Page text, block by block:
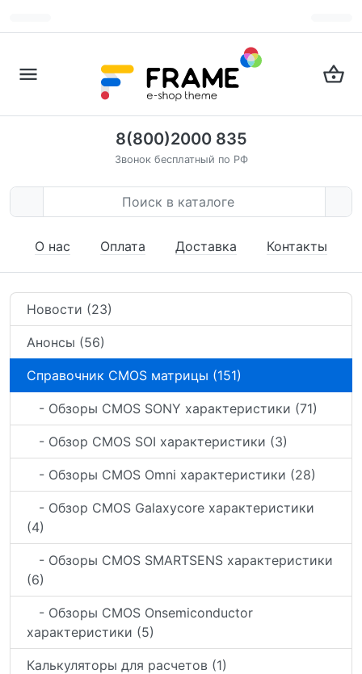
8(800)2000 835
Звонок бесплатный по РФ
О нас Оплата Доставка Контакты
Новости (23)
Анонсы (56)
Справочник CMOS матрицы (151)
- Обзоры CMOS SONY характеристики (71)
- Обзор CMOS SOI характеристики (3)
- Обзоры CMOS Omni характеристики (28)
- Обзор CMOS Galaxycore характеристики
(4)
- Обзоры CMOS SMARTSENS характеристики
(6)
- Обзоры CMOS Onsemiconductor
характеристики (5)
Калькуляторы для расчетов (1)